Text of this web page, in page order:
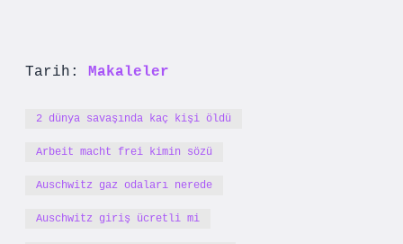
Tarih: Makaleler
2 dünya savaşında kaç kişi öldü
Arbeit macht frei kimin sözü
Auschwitz gaz odaları nerede
Auschwitz giriş ücretli mi